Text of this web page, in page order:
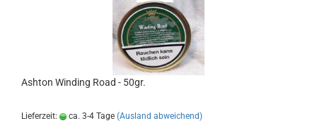
Ashton Winding Road - 50gr.
Lieferzeit: ca. 3-4 Tage (Ausland abweichend)